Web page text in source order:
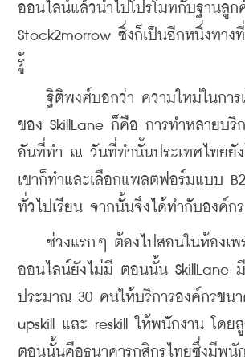
ออนไลน์แล้วนำไปโปรโมทกับฐานลูก
Stock2morrow ซึ่งก็เป็นอีกหนึ่งทาง
รู้
ฐิติพงศ์บอกว่า ความใหม่ในการ
ของ SkillLane ก็คือ การทำหลายบริ
อันที่ทำ ณ วันที่ทำนั้นประเทศไทยยั
เขาก็ทำและเลือกแพลตฟอร์มแบบ
ทั่วไปเรียน จากนั้นจึงได้ทำกับองค์กร
ช่วงแรกๆ ต้องไปสอนในห้องเพร
ออนไลน์ยังไม่มี ตอนนั้น SkillLane
ประมาณ 30 คนให้บริการองค์กรขน
upskill และ reskill ให้พนักงาน โดย
ตอนนั้นคือธนาคารกสิกรไทยซึ่งมีพนัก